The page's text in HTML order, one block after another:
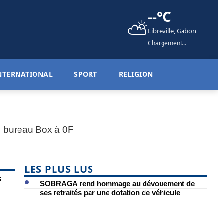
⛅--°C
Libreville, Gabon
Chargement...
SPORT RELIGION
LES PLUS LUS
SOBRAGA rend hommage au dévouement de
ses retraités par une dotation de véhicule